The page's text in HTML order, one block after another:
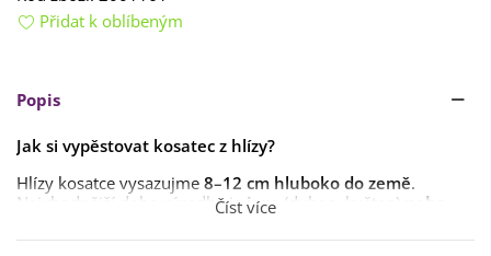
Přidat k oblíbeným
Popis
Jak si vypěstovat kosatec z hlízy?
Hlízy kosatce vysazujme 8–12 cm hluboko do země.
Nejvhodnější doba výsadby je jaro (duben, květen) nebo
k jarní nebo podzimní výsadbě.
Číst více